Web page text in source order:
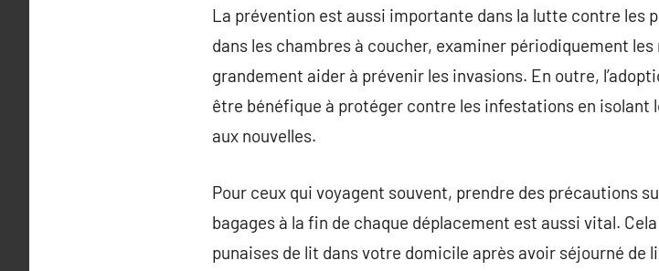
La prévention est aussi importante dans la lutte contre les
dans les chambres à coucher, examiner périodiquement
grandement aider à prévenir les invasions. En outre,
être bénéfique à protéger contre les infestations en isolant
aux nouvelles.
Pour ceux qui voyagent souvent, prendre des précautions
bagages à la fin de chaque déplacement est aussi vital.
punaises de lit dans votre domicile après avoir séjourné de